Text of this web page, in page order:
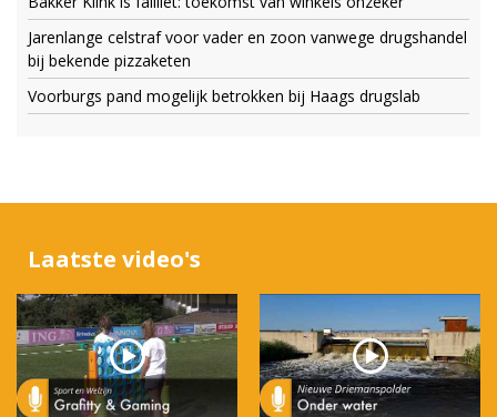
Jarenlange celstraf voor vader en zoon vanwege drugshandel
bij bekende pizzaketen
Voorburgs pand mogelijk betrokken bij Haags drugslab
Laatste video's